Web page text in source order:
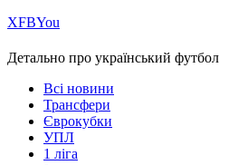
ХFBYou
Детально про український футбол
Всі новини
Трансфери
Єврокубки
УПЛ
1 ліга